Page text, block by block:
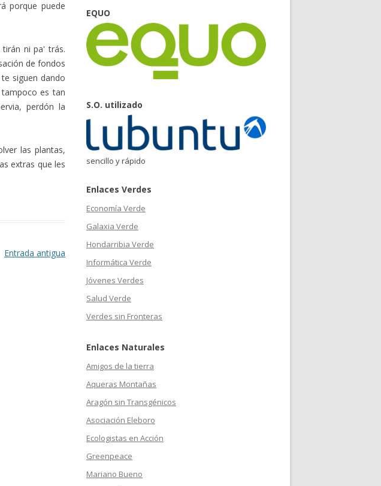
porque puede
ni pa' trás.
de fondos
siguen dando
es tan
perdón la
las plantas,
extras que les
Entrada antigua
EQUO
S.O. utilizado
sencillo y rápido
Enlaces Verdes
Economía Verde
Galaxia Verde
Hondarribia Verde
Informática Verde
Jóvenes Verdes
Salud Verde
Verdes sin Fronteras
Enlaces Naturales
Amigos de la tierra
Aqueras Montañas
Aragón sin Transgénicos
Asociación Eleboro
Ecologistas en Acción
Greenpeace
Mariano Bueno